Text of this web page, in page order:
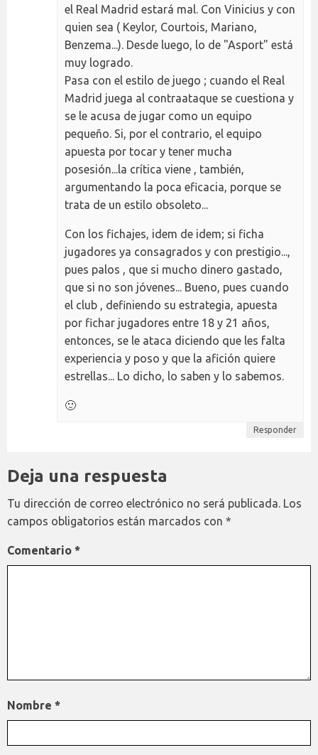
el Real Madrid estará mal. Con Vinicius y con
quien sea ( Keylor, Courtois, Mariano,
Benzema...). Desde luego, lo de "Asport" está
muy logrado.
Pasa con el estilo de juego ; cuando el Real
Madrid juega al contraataque se cuestiona y
se le acusa de jugar como un equipo
pequeño. Si, por el contrario, el equipo
apuesta por tocar y tener mucha
posesión...la crítica viene , también,
argumentando la poca eficacia, porque se
trata de un estilo obsoleto...
Con los fichajes, idem de idem; si ficha
jugadores ya consagrados y con prestigio...,
pues palos , que si mucho dinero gastado,
que si no son jóvenes... Bueno, pues cuando
el club , definiendo su estrategia, apuesta
por fichar jugadores entre 18 y 21 años,
entonces, se le ataca diciendo que les falta
experiencia y poso y que la afición quiere
estrellas... Lo dicho, lo saben y lo sabemos.
🙂
Responder
Deja una respuesta
Tu dirección de correo electrónico no será publicada. Los
campos obligatorios están marcados con *
Comentario *
Nombre *